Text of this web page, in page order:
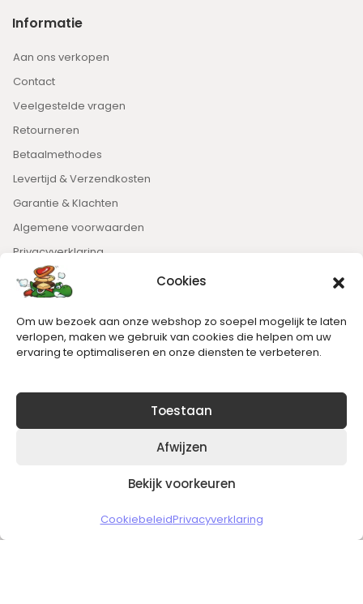
Cookies
Om uw bezoek aan onze webshop zo soepel mogelijk te laten
verlopen, maken we gebruik van cookies die helpen om uw
ervaring te optimaliseren en onze diensten te verbeteren.
Toestaan
Afwijzen
Bekijk voorkeuren
CookiebeleidPrivacyverklaring
Informatie
Aan ons verkopen
Contact
Veelgestelde vragen
Retourneren
Betaalmethodes
Levertijd & Verzendkosten
Garantie & Klachten
Algemene voorwaarden
Privacyverklaring
Nieuwsbrief
Blijft op de hoogte van het laatste nieuws.